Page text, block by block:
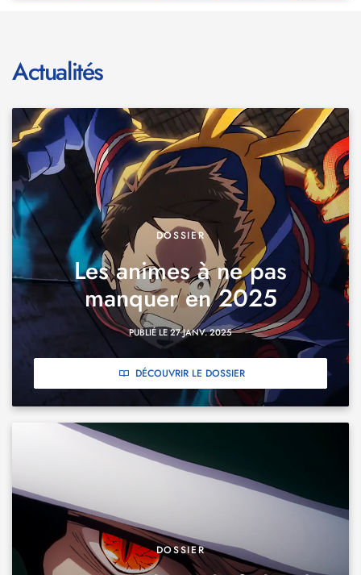
Actualités
DOSSIER
Les animes à ne pas
manquer en 2025
PUBLIÉ LE 27 JANV. 2025
DÉCOUVRIR LE DOSSIER
DOSSIER